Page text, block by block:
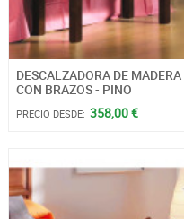
DESCALZADORA DE MADERA
CON BRAZOS - PINO
PRECIO DESDE: 358,00 €